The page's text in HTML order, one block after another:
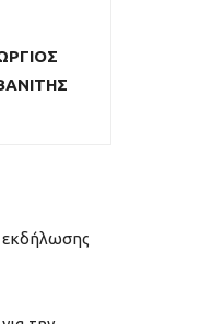
εκδήλωσης